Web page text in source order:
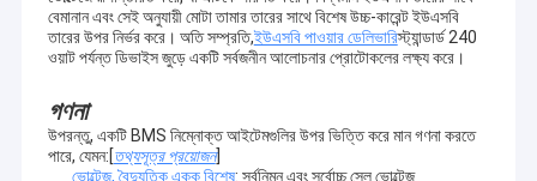
মান নিয়ন্ত্রণ
আমাদের সাথে যোগাযোগ করুন
খবর
বেমানান এবং সেই অনুযায়ী মোটা তামার তারের সাথে বিশেষ উচ্চ-কারেন্ট ইউএসবি
তারের উপর নির্ভর করে। অতি সম্প্রতি,ইউএসবি পাওয়ার ডেলিভারিস্ট্যান্ডার্ড 240
ওয়াট পর্যন্ত ডিভাইস জুড়ে একটি সর্বজনীন আলোচনার প্রোটোকলের লক্ষ্য করে।
গণনা
উপরন্তু, একটি BMS নিম্নোক্ত আইটেমগুলির উপর ভিত্তি করে মান গণনা করতে
পারে, যেমন:[তথ্যসূত্র প্রয়োজন]
ভোল্টেজ, বৈদ্যুতিক একক বিশেষ: সর্বনিম্ন এবং সর্বোচ্চ সেল ভোল্টেজ
মাদকদ্রব্য এবং অগ্রদূতঃ হে-রাইন, মরফিন, মেথাম-ফেটামিন, কে-টামিন, কো-কাইন, এমডি-
এমএ, ফেন-ট্যানিল, ক্যানাবিনয়েড, ইফে-ড্রিন, সাফ্রোল ইত্যাদি।
রাসায়নিক অস্ত্র: GB, GD, VX, HD ইত্যাদি।
জ্বলনযোগ্য এবং বিষাক্ত তরলঃ পেট্রল, কেরোসিন, ডিজেল, মেথানল, ইথানল,
ক্লোরোফর্ম ইত্যাদি
বিস্ফোরক: অ্যামোনিয়াম নাইট্রেট, পটাসিয়াম নাইট্রেট, সি 4, কম্পোজিশন বি, টিএনটি,
আরডিএক্স, এইচএমএক্স, টিএনপি, টিএটিপি ইত্যাদি
অন্যান্যঃ স্টার্চ, সাক্রোজ, ভিটামিন সি, প্যারা-সিটামল, অ্যানালগিন, পলিথিলিন, পলিস্টারিন